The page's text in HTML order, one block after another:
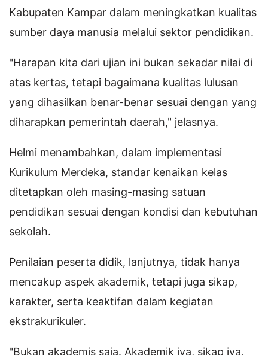
Kabupaten Kampar dalam meningkatkan kualitas
sumber daya manusia melalui sektor pendidikan.
"Harapan kita dari ujian ini bukan sekadar nilai di
atas kertas, tetapi bagaimana kualitas lulusan
yang dihasilkan benar-benar sesuai dengan yang
diharapkan pemerintah daerah," jelasnya.
Helmi menambahkan, dalam implementasi
Kurikulum Merdeka, standar kenaikan kelas
ditetapkan oleh masing-masing satuan
pendidikan sesuai dengan kondisi dan kebutuhan
sekolah.
Penilaian peserta didik, lanjutnya, tidak hanya
mencakup aspek akademik, tetapi juga sikap,
karakter, serta keaktifan dalam kegiatan
ekstrakurikuler.
"Bukan akademis saja. Akademik iya, sikap iya,